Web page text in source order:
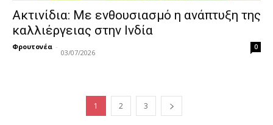
Ακτινίδια: Με ενθουσιασμό η ανάπτυξη της
καλλιέργειας στην Ινδία
Φρουτονέα -
03/07/2026
0
1 2 3